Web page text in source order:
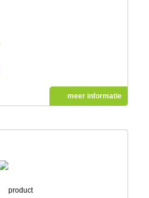
meer informatie